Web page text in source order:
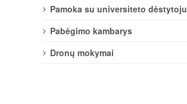
Pamoka su universiteto dėstytoju
Pabėgimo kambarys
Dronų mokymai